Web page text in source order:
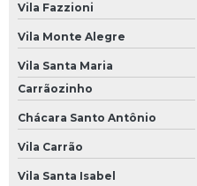
Socorro Mecânico 24 Horas SP
Oficinas Mecânicas a Domicílio
Mecânica a Domicílio
Mecânico a Domicílio
Mecânico a Domicílio em São Paulo
Mecânico a Domicílio em SP
Vila Fazzioni
Vila Monte Alegre
Vila Santa Maria
Carrãozinho
Chácara Santo Antônio
Vila Carrão
Vila Santa Isabel